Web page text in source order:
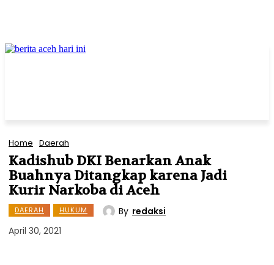
Home Daerah
Kadishub DKI Benarkan Anak
Buahnya Ditangkap karena Jadi
Kurir Narkoba di Aceh
DAERAH HUKUM By redaksi
April 30, 2021